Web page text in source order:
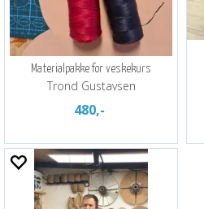
Materialpakke for veskekurs
Trond Gustavsen
480,-